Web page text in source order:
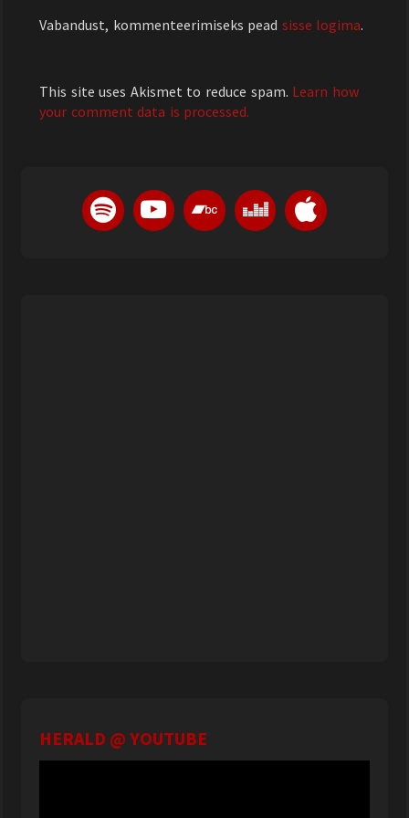
Vabandust, kommenteerimiseks pead sisse logima.
This site uses Akismet to reduce spam. Learn how
your comment data is processed.
HERALD @ YOUTUBE